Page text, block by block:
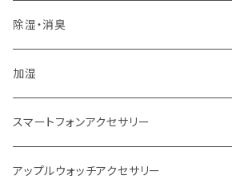
除湿・消臭
加湿
スマートフォンアクセサリー
アップルウォッチアクセサリー